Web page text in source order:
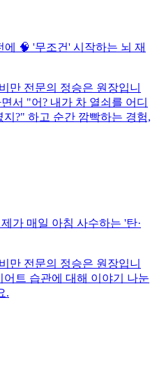
🧠 '무조건' 시작하는 뇌 재
만 전문의 정승은 원장입니
서 "어? 내가 차 열쇠를 어디
?" 하고 순간 깜빡하는 경험,
가 매일 아침 사수하는 '탄·
만 전문의 정승은 원장입니
트 습관에 대해 이야기 나눈
.